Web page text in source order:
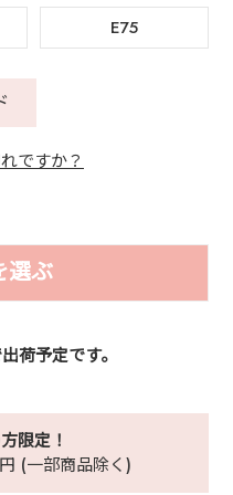
E75
ですか？
選ぶ
荷予定です。
限定！
(一部商品除く)